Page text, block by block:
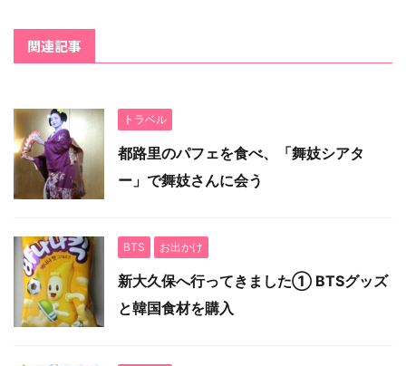
関連記事
トラベル
都路里のパフェを食べ、「舞妓シアタ
ー」で舞妓さんに会う
BTS お出かけ
新大久保へ行ってきました① BTSグッズ
と韓国食材を購入